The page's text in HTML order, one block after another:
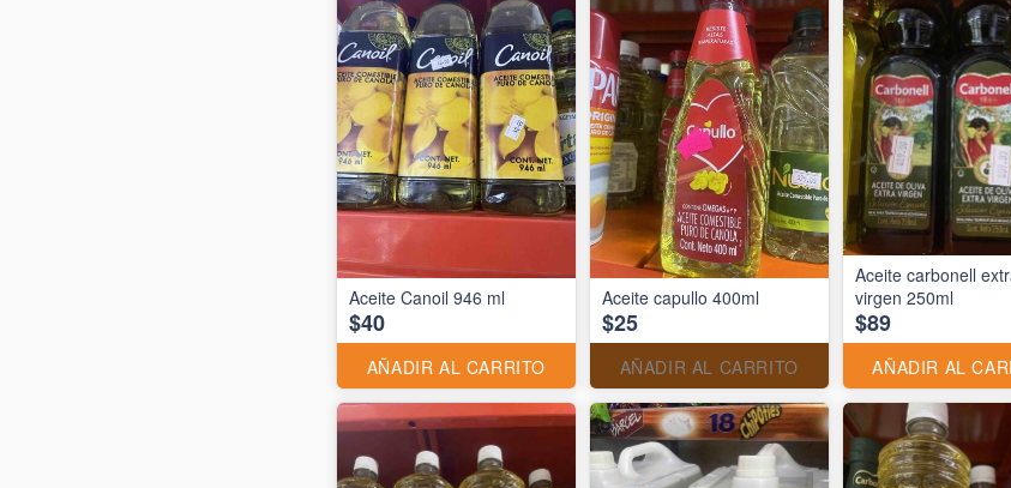
Aceite Canoil 946 ml
$40
AÑADIR AL CARRITO
Aceite capullo 400ml
$25
AÑADIR AL CARRITO
Aceite carbonell
virgen 250ml
$89
AÑADIR AL